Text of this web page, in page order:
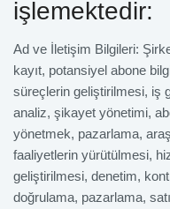
işlemektedir:
Ad ve İletişim Bilgileri:
kayıt, potansiyel abone
süreçlerin geliştirilmesi, iş
analiz, şikayet yönetimi,
yönetmek, pazarlama,
faaliyetlerin yürütülmesi,
geliştirilmesi, denetim,
doğrulama, pazarlama,